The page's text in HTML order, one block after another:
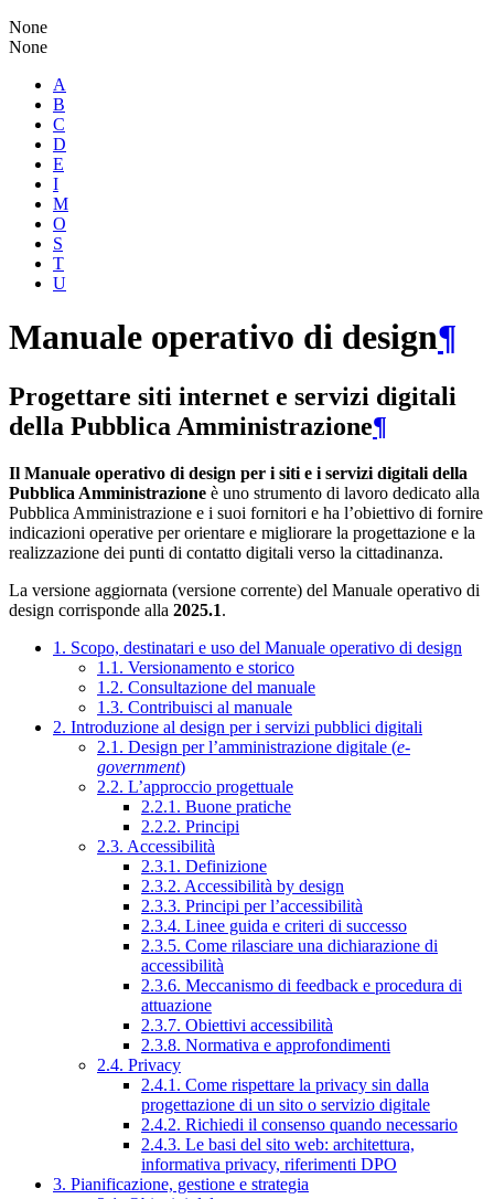
None
None
A
B
C
D
E
I
M
O
S
T
U
Manuale operativo di design¶
Progettare siti internet e servizi digitali
della Pubblica Amministrazione¶
Il Manuale operativo di design per i siti e i servizi digitali della
Pubblica Amministrazione è uno strumento di lavoro dedicato alla
Pubblica Amministrazione e i suoi fornitori e ha l’obiettivo di fornire
indicazioni operative per orientare e migliorare la progettazione e la
realizzazione dei punti di contatto digitali verso la cittadinanza.
La versione aggiornata (versione corrente) del Manuale operativo di
design corrisponde alla 2025.1.
1. Scopo, destinatari e uso del Manuale operativo di design
1.1. Versionamento e storico
1.2. Consultazione del manuale
1.3. Contribuisci al manuale
2. Introduzione al design per i servizi pubblici digitali
2.1. Design per l’amministrazione digitale (e-
government)
2.2. L’approccio progettuale
2.2.1. Buone pratiche
2.2.2. Principi
2.3. Accessibilità
2.3.1. Definizione
2.3.2. Accessibilità by design
2.3.3. Principi per l’accessibilità
2.3.4. Linee guida e criteri di successo
2.3.5. Come rilasciare una dichiarazione di
accessibilità
2.3.6. Meccanismo di feedback e procedura di
attuazione
2.3.7. Obiettivi accessibilità
2.3.8. Normativa e approfondimenti
2.4. Privacy
2.4.1. Come rispettare la privacy sin dalla
progettazione di un sito o servizio digitale
2.4.2. Richiedi il consenso quando necessario
2.4.3. Le basi del sito web: architettura,
informativa privacy, riferimenti DPO
3. Pianificazione, gestione e strategia